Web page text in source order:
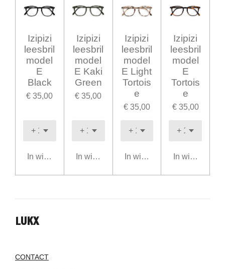
Izipizi
leesbril
model
E
Black
€ 35,00
In winkelwagen
Izipizi
leesbril
model
E Kaki
Green
€ 35,00
In winkelwagen
Izipizi
leesbril
model
E Light
Tortois
e
€ 35,00
In winkelwagen
Izipizi
leesbril
model
E
Tortois
e
€ 35,00
In
LUKX
CONTACT